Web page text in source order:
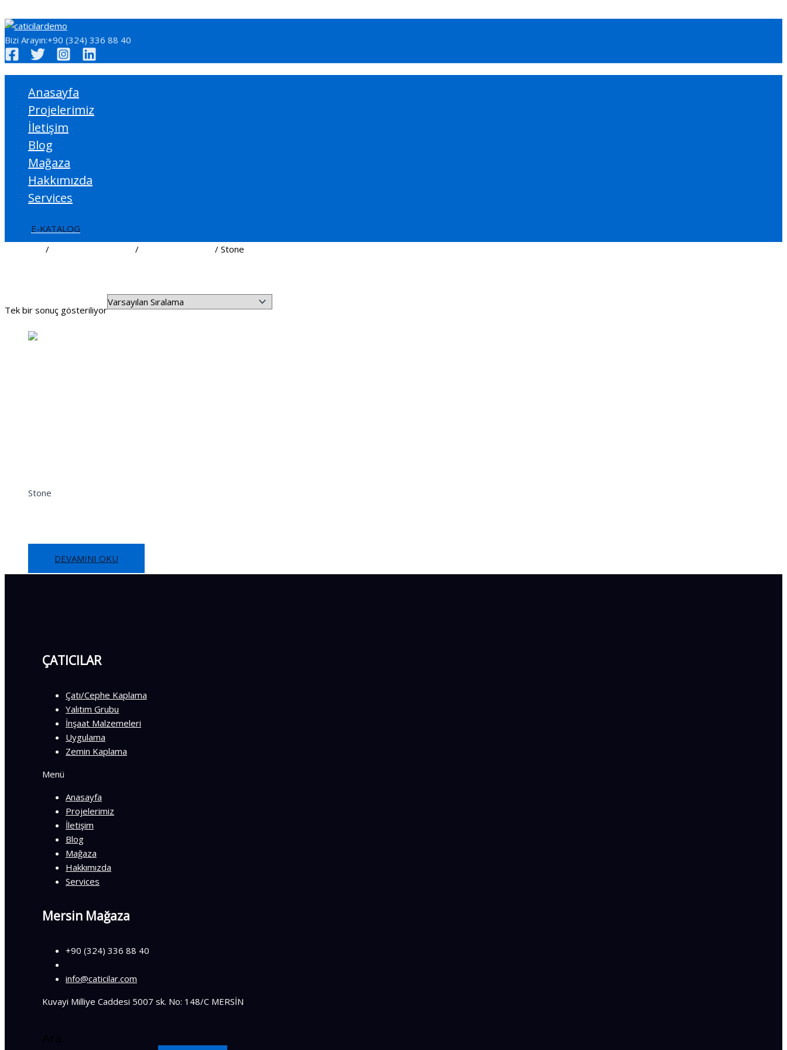
Bizi Arayın:+90 (324) 336 88 40
Anasayfa
Projelerimiz
İletişim
Blog
Mağaza
Hakkımızda
Services
E-KATALOG
/ / / Stone
Tek bir sonuç gösteriliyor
Stone
DEVAMINI OKU
ÇATICILAR
Çatı/Cephe Kaplama
Yalıtım Grubu
İnşaat Malzemeleri
Uygulama
Zemin Kaplama
Menü
Anasayfa
Projelerimiz
İletişim
Blog
Mağaza
Hakkımızda
Services
Mersin Mağaza
+90 (324) 336 88 40
info@caticilar.com
Kuvayi Milliye Caddesi 5007 sk. No: 148/C MERSİN